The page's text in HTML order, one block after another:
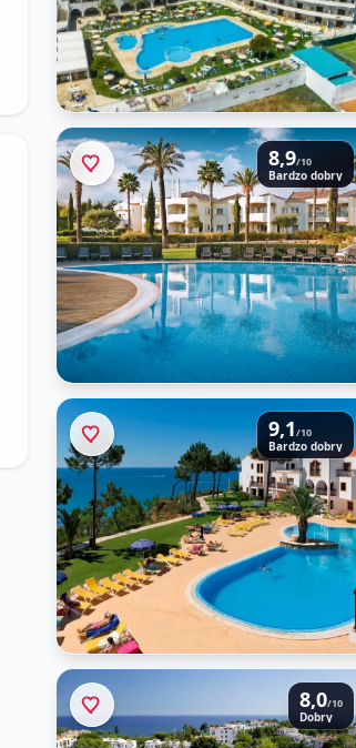
8,9/10
Bardzo dobry
9,1/10
Bardzo dobry
8,0/10
Dobry